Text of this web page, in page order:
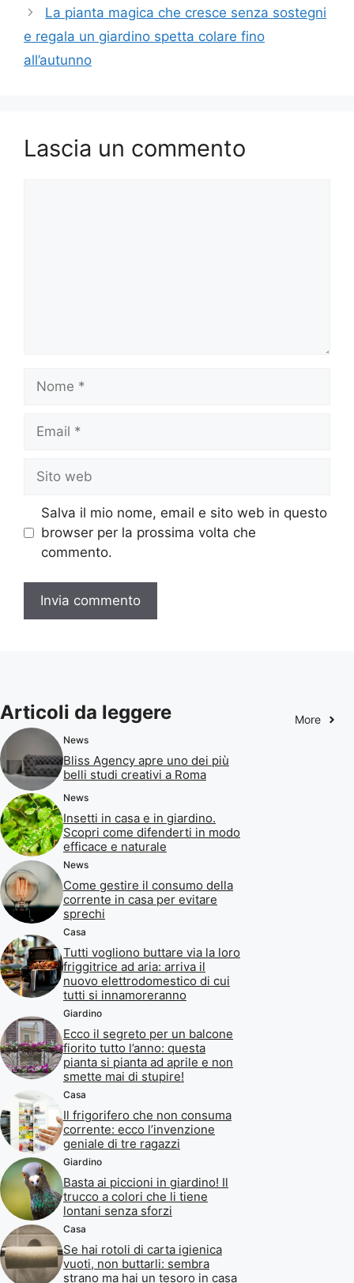
La pianta magica che cresce senza sostegni
e regala un giardino spetta colare fino
all’autunno
Lascia un commento
web
Salva il mio nome, email e sito web in questo
browser per la prossima volta che
commento.
Articoli da leggere More
News
Bliss Agency apre uno dei più
belli studi creativi a Roma
News
Insetti in casa e in giardino.
Scopri come difenderti in modo
efficace e naturale
News
Come gestire il consumo della
corrente in casa per evitare
sprechi
Casa
Tutti vogliono buttare via la loro
friggitrice ad aria: arriva il
nuovo elettrodomestico di cui
tutti si innamoreranno
Giardino
Ecco il segreto per un balcone
fiorito tutto l’anno: questa
pianta si pianta ad aprile e non
smette mai di stupire!
Casa
Il frigorifero che non consuma
corrente: ecco l’invenzione
geniale di tre ragazzi
Giardino
Basta ai piccioni in giardino! Il
trucco a colori che li tiene
lontani senza sforzi
Casa
Se hai rotoli di carta igienica
vuoti, non buttarli: sembra
strano ma hai un tesoro in casa